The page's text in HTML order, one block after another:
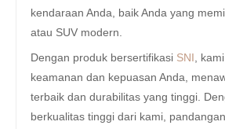
kendaraan Anda, baik Anda yang
atau SUV modern.
Dengan produk bersertifikasi SNI
,
keamanan dan kepuasan Anda,
terbaik dan durabilitas yang tinggi.
berkualitas tinggi dari kami,